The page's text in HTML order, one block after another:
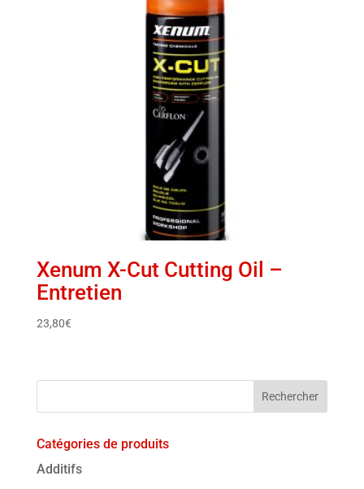
Xenum X-Cut Cutting Oil –
Entretien
23,80€
Catégories de produits
Additifs